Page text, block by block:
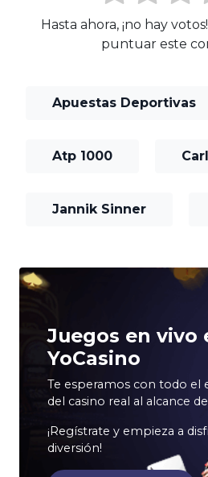
Hasta ahora, ¡no hay
puntuar este
Apuestas Deportivas
Atp 1000
Jannik Sinner
Juegos en vivo
YoCasino
Te esperamos con todo
del casino real al alcance
¡Regístrate y empieza a
diversión!